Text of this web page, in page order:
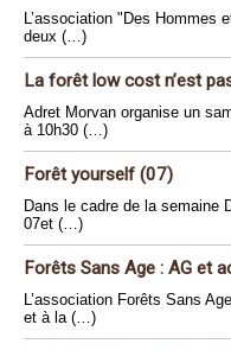
L’association "Des Hommes
deux (…)
La forêt low cost n’est
Adret Morvan organise un
à 10h30 (…)
Forêt yourself (07)
Dans le cadre de la semaine
07et (…)
Forêts Sans Age : AG et
L’association Forêts Sans
et à la (…)